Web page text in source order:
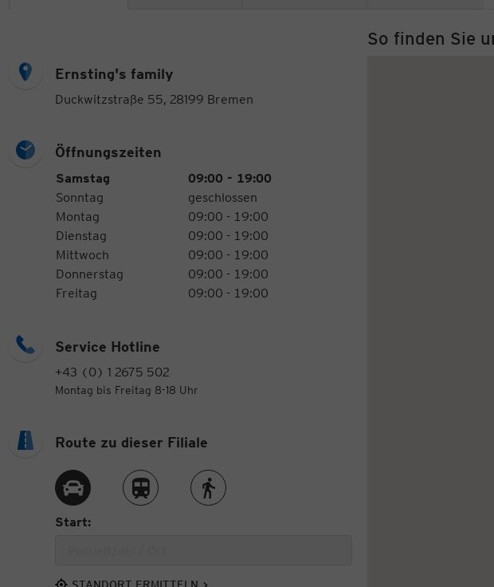
Ernsting's family
Duckwitzstraße 55, 28199 Bremen
Öffnungszeiten
Öffnungszeiten
Wochentag
Samstag
09:00 - 19:00
Sonntag
geschlossen
Montag
09:00 - 19:00
Dienstag
09:00 - 19:00
Mittwoch
09:00 - 19:00
Donnerstag
09:00 - 19:00
Freitag
09:00 - 19:00
Service Hotline
+43 (0) 1 2675 502
Montag bis Freitag 8-18 Uhr
So finden Sie
Route zu dieser Filiale
Route per AutoRoute per ZugRoute zu Fuß
Start: